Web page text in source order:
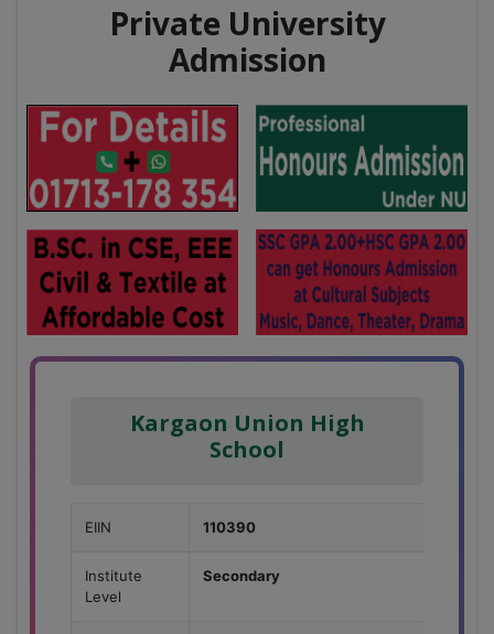
Private University
Admission
Kargaon Union High
School
EIIN 110390
Institute
Level
Secondary